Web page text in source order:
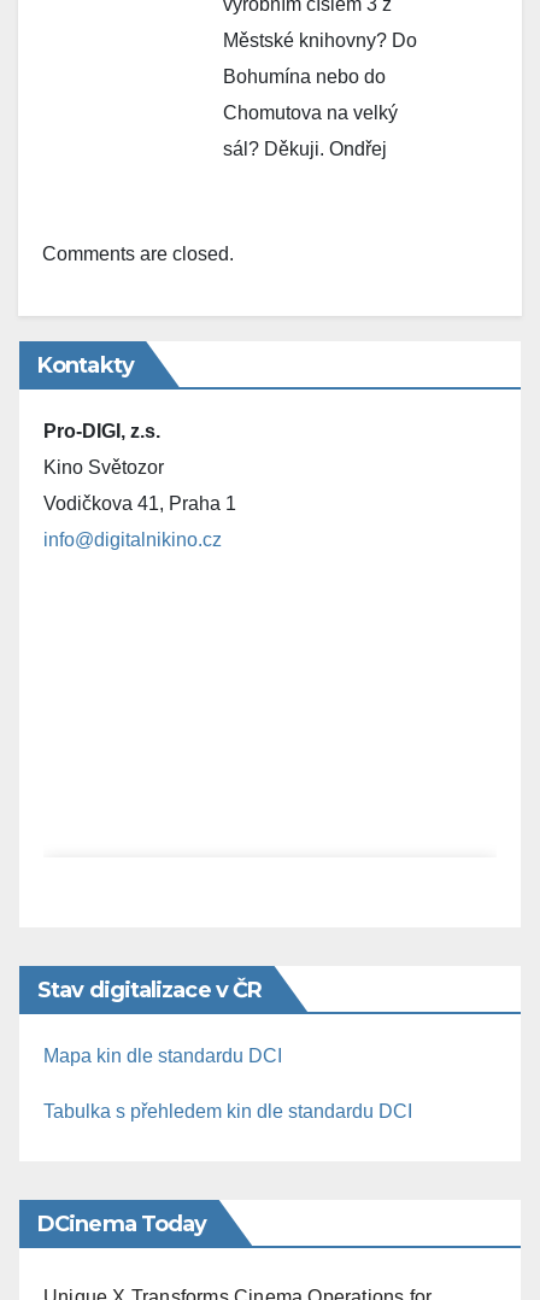
výrobním číslem 3 z
Městské knihovny? Do
Bohumína nebo do
Chomutova na velký
sál? Děkuji. Ondřej
Comments are closed.
Kontakty
Pro-DIGI, z.s.
Kino Světozor
Vodičkova 41, Praha 1
info@digitalnikino.cz
Stav digitalizace v ČR
Mapa kin dle standardu DCI
Tabulka s přehledem kin dle standardu DCI
DCinema Today